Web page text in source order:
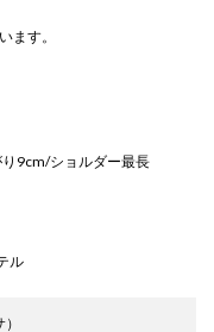
ます。
9cm/ショルダー最長
ル